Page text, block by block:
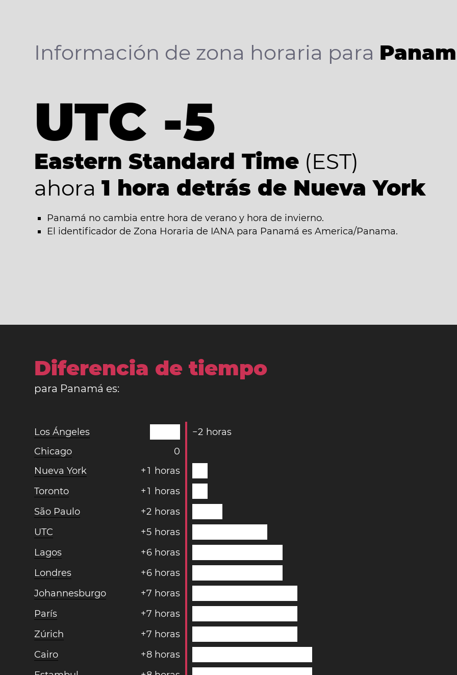
Información de zona horaria para
UTC -5
Eastern Standard Time (EST)
ahora 1 hora detrás de Nueva York
Panamá no cambia entre hora de verano y hora de invierno.
El identificador de Zona Horaria de IANA para Panamá es America/Panama.
Diferencia de tiempo
para Panamá es:
Los Ángeles −2 horas
Chicago
0
Nueva York
+1 horas
Toronto
+1 horas
São Paulo
+2 horas
UTC
+5 horas
Lagos
+6 horas
Londres
+6 horas
Johannesburgo
+7 horas
París
+7 horas
Zúrich
+7 horas
Cairo
+8 horas